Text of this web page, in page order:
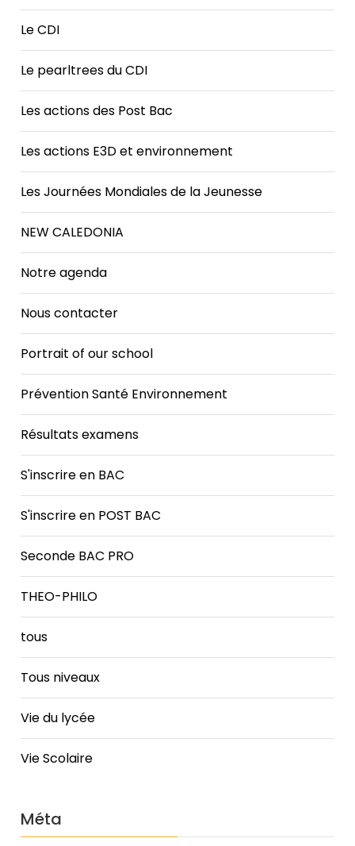
Le CDI
Le pearltrees du CDI
Les actions des Post Bac
Les actions E3D et environnement
Les Journées Mondiales de la Jeunesse
NEW CALEDONIA
Notre agenda
Nous contacter
Portrait of our school
Prévention Santé Environnement
Résultats examens
S'inscrire en BAC
S'inscrire en POST BAC
Seconde BAC PRO
THEO-PHILO
tous
Tous niveaux
Vie du lycée
Vie Scolaire
Méta